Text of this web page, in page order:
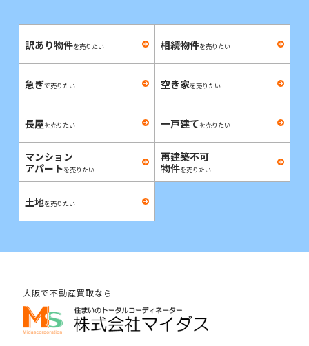
訳あり物件を売りたい 相続物件を売りたい
急ぎで売りたい 空き家を売りたい
長屋を売りたい 一戸建てを売りたい
マンション
アパートを売りたい
再建築不可
物件を売りたい
土地を売りたい
大阪で不動産買取なら